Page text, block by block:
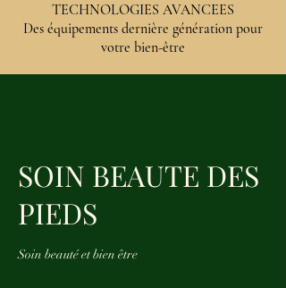
TECHNOLOGIES AVANCEES
Des équipements dernière génération pour
votre bien-être
SOIN BEAUTE DES
PIEDS
Soin beauté et bien être